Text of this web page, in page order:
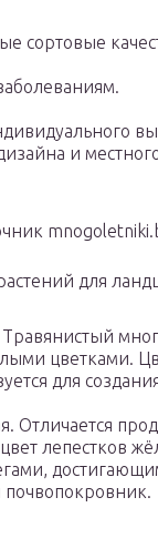
сортовые
и
для
Травянистый
цветками.
для
Отличается
лепестков